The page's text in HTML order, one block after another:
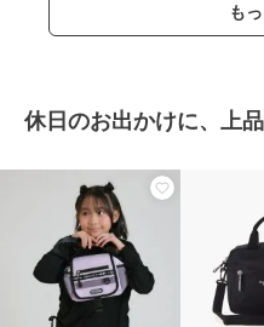
も
休日のお出かけに、上